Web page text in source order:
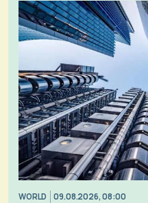
WORLD 09.08.2026, 08:00